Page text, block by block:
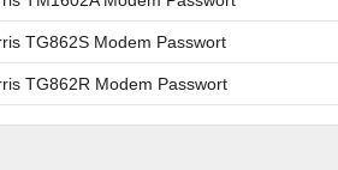
TG862S Modem Passwort
TG862R Modem Passwort